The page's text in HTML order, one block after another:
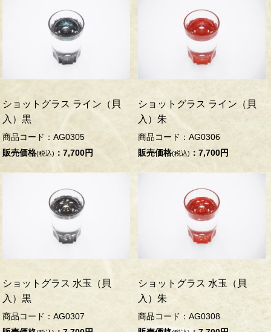
ショットグラス ライン（貝
入）黒
商品コード：AG0305
販売価格(税込) ：7,700円
ショットグラス ライン（貝
入）朱
商品コード：AG0306
販売価格(税込) ：7,700円
ショットグラス 水玉（貝
入）黒
商品コード：AG0307
ショットグラス 水玉（貝
入）朱
商品コード：AG0308